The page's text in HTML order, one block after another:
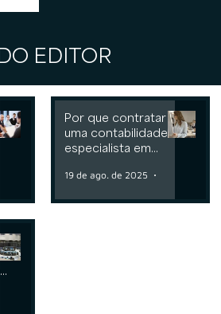
em
EDITOR
Por que contratar
uma contabilidade
especialista em
investimentos
19 de ago. de 2025